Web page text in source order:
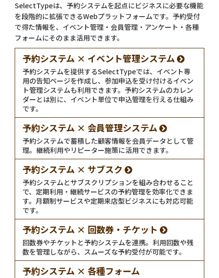
SelectTypeは、予約システムを起点にビジネスに必要な機能
を段階的に拡張できるWebプラットフォームです。予約受付
で得た情報を、イベント管理・会員管理・アンケート・各種
フォームにそのまま活用できます。
予約システム × イベント管理システム
予約システムを提供するSelectTypeでは、イベント専
用の告知ページを作成し、参加申込を受け付けるイベン
ト管理システムも利用できます。予約システムのカレン
ダーとは別に、イベント単位で申込管理を行える仕組み
です。
予約システム × 会員管理システム
予約システムで蓄積した顧客情報を会員データとして管
理。継続利用やリピーター施策に活用できます。
予約システム × サブスク
予約システムとサブスクリプションを組み合わせること
で、定期利用・継続サービスの予約管理を効率化できま
す。月額制サービスや定期来店型ビジネスにも対応可能
です。
予約システム × 回数券・チケット
回数券やチケットと予約システムを連携。利用回数や残
数を管理しながら、スムーズな予約受付が可能です。
予約システム × 各種フォーム